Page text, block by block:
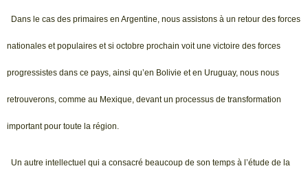
Dans le cas des primaires en Argentine, nous assistons à un retour des forces
nationales et populaires et si octobre prochain voit une victoire des forces
progressistes dans ce pays, ainsi qu’en Bolivie et en Uruguay, nous nous
retrouverons, comme au Mexique, devant un processus de transformation
important pour toute la région.
Un autre intellectuel qui a consacré beaucoup de son temps à l’étude de la